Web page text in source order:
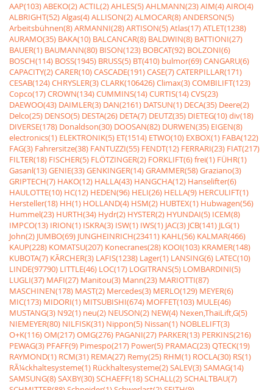
AAP(103)ABEKO(2)ACTIL(2)AHLES(5)AHLMANN(23)AIM(4)AIRO(4)
ALBRIGHT(52)Algas(4)ALLISON(2)ALMOCAR(8)ANDERSON(5)
Arbeitsbühnen(8)ARMANNI(28)ARTISON(5)Atlas(17)ATLET(1238)
AURAMO(35) BAKA(10) BALCANCAR(8) BALDWIN(8) BATTIONI(27)
BAUER(1) BAUMANN(80) BISON(123) BOBCAT(92) BOLZONI(6)
BOSCH(114) BOSS(1945) BRUSS(5) BT(410) bulmor(69)CANGARU(6)
CAPACITY(2)CARER(10)CASCADE(191)CASE(7)CATERPILLAR(171)
CESAB(124)CHRYSLER(3)CLARK(106426)Climax(3)COMBILIFT(123)
Copco(17)CROWN(134)CUMMINS(14)CURTIS(14)CVS(23)
DAEWOO(43) DAIMLER(3) DAN(2161) DATSUN(1) DECA(35) Deere(2)
Delco(25) DENSO(5) DESTA(26) DETA(7) DEUTZ(35) DIETEG(10)div(18)
DIVERSE(178) Donaldson(30) DOOSAN(82) DURWEN(35) EIGEN(8)
electronics(1) ELEKTRONIK(5) ET(1514) ETWO(10) EXBOX(1) FABA(122)
FAG(3) Fahrersitze(38) FANTUZZI(55) FENDT(12) FERRARI(23) FIAT(217)
FILTER(18) FISCHER(5) FLÖTZINGER(2) FORKLIFT(6)frei(1) FÜHR(1)
Gasanl(13)GENIE(33)GENKINGER(14)GRAMMER(58)Graziano(3)
GRIPTECH(7) HAKO(12) HALLA(43) HANGCHA(12) Hanselifter(6)
HAULOTTE(10) HC(12) HEDEN(96) HELI(26) HELLA(9) HERCULIFT(1)
Hersteller(18) HH(1) HOLLAND(4) HSM(2) HUBTEX(1) Hubwagen(56)
Hummel(23) HURTH(34) Hydr(2) HYSTER(2) HYUNDAI(5) ICEM(8)
IMPCO(13) IRION(1) ISKRA(3) ISW(1) IWS(1) JAC(3) JCB(141) JLG(1)
John(2) JUMBO(69) JUNGHEINRICH(23411) KAHL(56) KALMAR(466)
KAUP(228) KOMATSU(207) Konecranes(28) KOOI(103) KRAMER(148)
KUBOTA(7) KÃRCHER(3) LAFIS(1238) Lager(1) LANSING(6) LATEC(10)
LINDE(97790) LITTLE(46) LOC(17) LOGITRANS(5) LOMBARDINI(5)
LUGLI(37) MAFI(27) Manitou(3) Mann(23) MARIOTTI(87)
MASCHINEN(178) MAST(2) Mercedes(3) MERLO(129) MEYER(6)
MIC(173) MIDORI(1) MITSUBISHI(674) MOFFET(103) MULE(46)
MUSTANG(3) N92(1) neu(2) NEUSON(2) NEW(4) Nexen,ThaiLift,G(5)
NIEMEYER(80) NILFISK(31) Nippon(5) Nissan(1) NOBLELIFT(3)
O+K(116)OM(217)OMG(276) PAGANI(27) PARKER(13) PERKINS(216)
PEWAG(3) PFAFF(9) Pimespo(217) Power(5) PRAMAC(23)QTECK(19)
RAYMOND(1) RCM(31) REMA(27) Remy(25) RHM(1) ROCLA(30) RS(1)
RÃ¼ckhaltesysteme(1) Rückhaltesysteme(2)SALEV(3)SAMAG(14)
SAMSUNG(8)SAXBY(30)SCHAEFF(18)SCHALL(2)SCHALTBAU(7)